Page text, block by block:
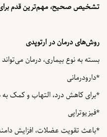
تشخیص صحیح، مهم‌ترین قدم
روش‌های درمان در ارتوپدی
بسته به نوع بیماری، درمان
*دارودرمانی
*برای کاهش درد، التهاب و کمک
*فیزیوتراپی
*باعث تقویت عضلات، افزایش